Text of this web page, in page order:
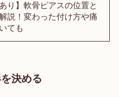
あり】軟骨ピアスの位置と
説！変わった付け方や痛
ても
決める